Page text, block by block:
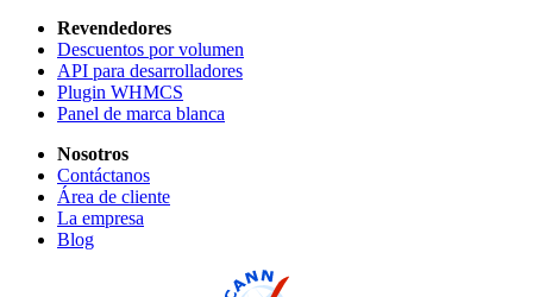
Revendedores
Descuentos por volumen
API para desarrolladores
Plugin WHMCS
Panel de marca blanca
Nosotros
Contáctanos
Área de cliente
La empresa
Blog